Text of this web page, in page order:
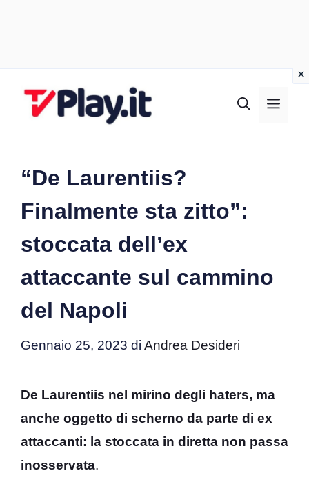
“De Laurentiis?
Finalmente sta zitto”:
stoccata dell’ex
attaccante sul cammino
del Napoli
Gennaio 25, 2023 di Andrea Desideri
De Laurentiis nel mirino degli haters, ma
anche oggetto di scherno da parte di ex
attaccanti: la stoccata in diretta non passa
inosservata.